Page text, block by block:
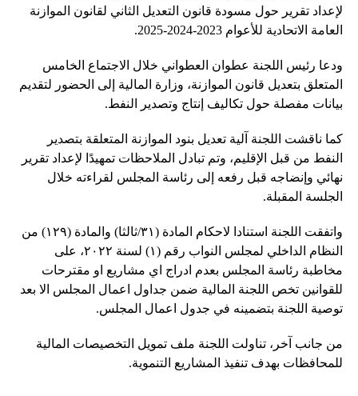
لإعداد تقرير حول مسودة قانون التعديل الثاني لقانون الموازنة
العامة الاتحادية للأعوام 2023-2024-2025.
ودعا رئيس اللجنة عطوان العطواني خلال الاجتماع الخامس
المتعلق بتعديل قانون الموازنة، وزارة المالية إلى الحضور لتقديم
بيانات مفصلة حول تكاليف إنتاج وتصدير النفط.
كما ناقشت اللجنة آلية تعديل بنود الموازنة المتعلقة بتصدير
النفط من قبل الإقليم، وتم تبادل الملاحظات تمهيدًا لإعداد تقرير
نهائي وإنضاجه قبل رفعه إلى رئاسة المجلس لقراءته خلال
الجلسة المقبلة.
واتفقت اللجنة استنادا لاحكام المادة (٣١/ثالثا) والمادة (١٢٩) من
النظام الداخلي لمجلس النواب رقم (١) لسنة ٢٠٢٢، على
مخاطبة رئاسة المجلس بعدم ادراج اي مشاريع او مقترحات
للقوانين تخص اللجنة المالية ضمن جداول اعمال المجلس الا بعد
توصية اللجنة بتضمينه في جدول اعمال المجلس.
من جانب آخر، تناولت اللجنة ملف تمويل التخصيصات المالية
للمحافظات بهدف تنفيذ المشاريع التنموية.